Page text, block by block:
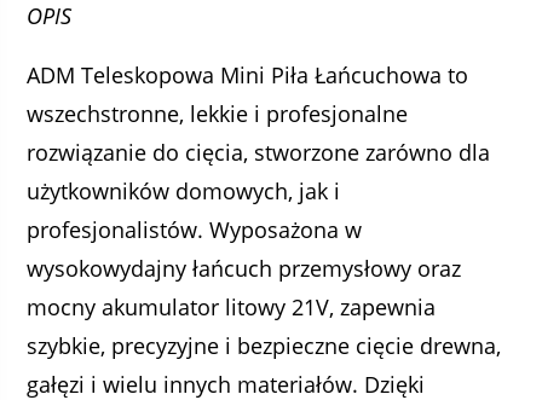
OPIS
ADM Teleskopowa Mini Piła Łańcuchowa to
wszechstronne, lekkie i profesjonalne
rozwiązanie do cięcia, stworzone zarówno dla
użytkowników domowych, jak i
profesjonalistów. Wyposażona w
wysokowydajny łańcuch przemysłowy oraz
mocny akumulator litowy 21V, zapewnia
szybkie, precyzyjne i bezpieczne cięcie drewna,
gałęzi i wielu innych materiałów. Dzięki